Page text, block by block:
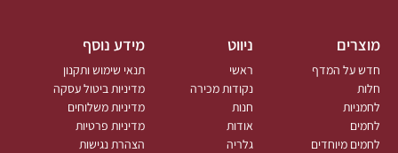
מוצרים
חדש על המדף
חלות
לחמניות
לחמים
לחמים מיוחדים
ניווט
ראשי
נקודות מכירה
חנות
אודות
גלריה
מידע נוסף
תנאי שימוש ותקנון
מדיניות ביטול עסקה
מדיניות משלוחים
מדיניות פרטיות
הצהרת נגישות